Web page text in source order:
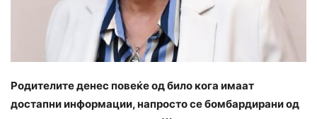
Родителите денес повеќе од било кога имаат
достапни информации, напросто се бомбардирани од